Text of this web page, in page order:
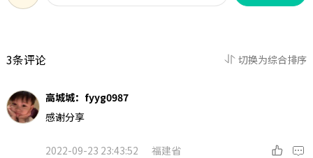
3条评论 切换为综合排序
高城城：fyyg0987
感谢分享
2022-09-23 23:43:52 福建省